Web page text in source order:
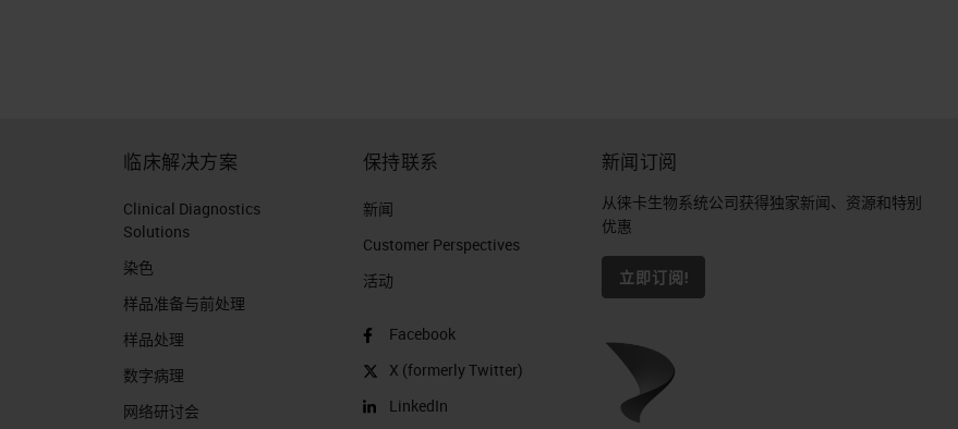
临床解决方案
Clinical Diagnostics
Solutions
染色
样品准备与前处理
样品处理
数字病理
网络研讨会
保持联系
新闻
Customer Perspectives​
活动
Facebook
X (formerly Twitter)
LinkedIn
新闻订阅
从徕卡生物系统公司获得独家新闻、资源和特别
优惠
立即订阅!